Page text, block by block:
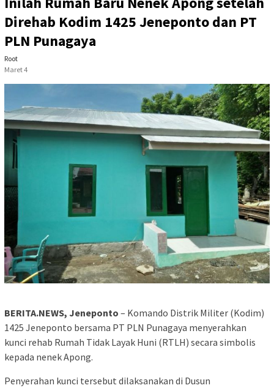
Direhab Kodim 1425 Jeneponto dan PT
PLN Punagaya
Root
Maret 4
BERITA.NEWS, Jeneponto – Komando Distrik Militer (Kodim)
1425 Jeneponto bersama PT PLN Punagaya menyerahkan
kunci rehab Rumah Tidak Layak Huni (RTLH) secara simbolis
kepada nenek Apong.
Penyerahan kunci tersebut dilaksanakan di Dusun